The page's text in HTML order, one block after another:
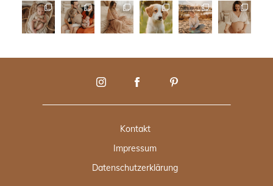
Kontakt
Impressum
Datenschutzerklärung